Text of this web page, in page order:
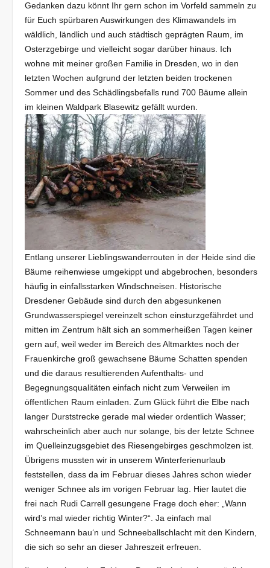
Gedanken dazu könnt Ihr gern schon im Vorfeld sammeln zu
für Euch spürbaren Auswirkungen des Klimawandels im
wäldlich, ländlich und auch städtisch geprägten Raum, im
Osterzgebirge und vielleicht sogar darüber hinaus. Ich
wohne mit meiner großen Familie in Dresden, wo in den
letzten Wochen aufgrund der letzten beiden trockenen
Sommer und des Schädlingsbefalls rund 700 Bäume allein
im kleinen Waldpark Blasewitz gefällt wurden.
Entlang unserer Lieblingswanderrouten in der Heide sind die
Bäume reihenwiese umgekippt und abgebrochen, besonders
häufig in einfallsstarken Windschneisen. Historische
Dresdener Gebäude sind durch den abgesunkenen
Grundwasserspiegel vereinzelt schon einsturzgefährdet und
mitten im Zentrum hält sich an sommerheißen Tagen keiner
gern auf, weil weder im Bereich des Altmarktes noch der
Frauenkirche groß gewachsene Bäume Schatten spenden
und die daraus resultierenden Aufenthalts- und
Begegnungsqualitäten einfach nicht zum Verweilen im
öffentlichen Raum einladen. Zum Glück führt die Elbe nach
langer Durststrecke gerade mal wieder ordentlich Wasser;
wahrscheinlich aber auch nur solange, bis der letzte Schnee
im Quelleinzugsgebiet des Riesengebirges geschmolzen ist.
Übrigens mussten wir in unserem Winterferienurlaub
feststellen, dass da im Februar dieses Jahres schon wieder
weniger Schnee als im vorigen Februar lag. Hier lautet die
frei nach Rudi Carrell gesungene Frage doch eher: „Wann
wird’s mal wieder richtig Winter?“. Ja einfach mal
Schneemann bau‘n und Schneeballschlacht mit den Kindern,
die sich so sehr an dieser Jahreszeit erfreuen.